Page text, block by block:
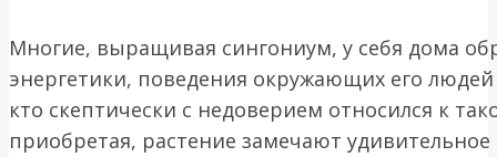
Многие, выращивая сингониум, у себя дома
энергетики, поведения окружающих его
кто скептически с недоверием относился к
приобретая, растение замечают